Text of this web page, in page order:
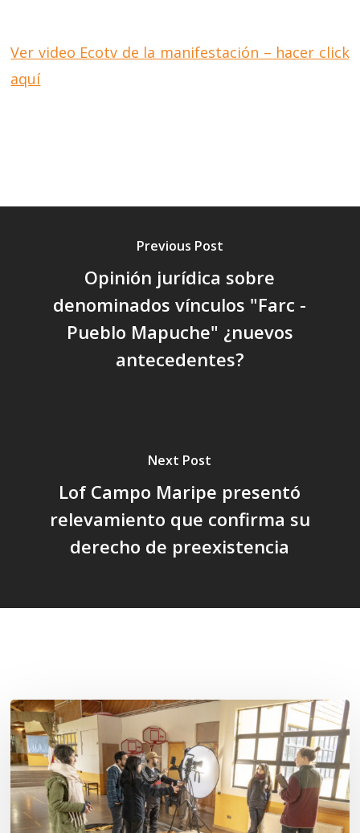
Ver video Ecotv de la manifestación – hacer click
aquí
Previous Post
Opinión jurídica sobre
denominados vínculos "Farc -
Pueblo Mapuche" ¿nuevos
antecedentes?
Next Post
Lof Campo Maripe presentó
relevamiento que confirma su
derecho de preexistencia
Toda
el
agua
del
mar: